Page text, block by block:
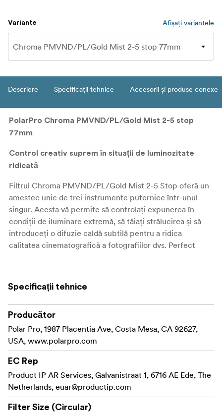
Variante Afișați variantele
Descriere Specificații tehnice Accesorii și produse conexe
PolarPro Chroma PMVND/PL/Gold Mist 2-5 stop
77mm
Control creativ suprem în situații de luminozitate
ridicată
Filtrul Chroma PMVND/PL/Gold Mist 2-5 Stop oferă un
amestec unic de trei instrumente puternice într-unul
singur. Acesta vă permite să controlați expunerea în
condiții de iluminare extremă, să tăiați strălucirea și să
introduceți o difuzie caldă subtilă pentru a ridica
calitatea cinematografică a fotografiilor dvs. Perfect
stopuri de reducere a luminii, oferindu-vă control
deplin asupra expunerii în medii extrem de
lungă și videografie cu deschidere largă.
Polarizator integrat:Reduce strălucirea de la
suprafețele reflectorizante, cum ar fi apa și sticla,
îmbunătățind în același timp saturația culorilor,
Specificații tehnice
Producător
Polar Pro, 1987 Placentia Ave, Costa Mesa, CA 92627,
USA, www.polarpro.com
EC Rep
Product IP AR Services, Galvanistraat 1, 6716 AE Ede, The
Netherlands, euar@productip.com
Filter Size (Circular)